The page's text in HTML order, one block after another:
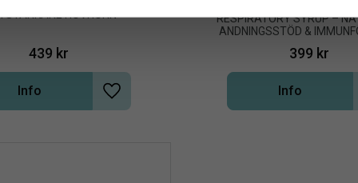
STARKARE HOVHORN
439 kr
Lägg till i önskelista
Info
RESPIRATORY SYRUP –
ANDNINGSSTÖD &
399 kr
Info